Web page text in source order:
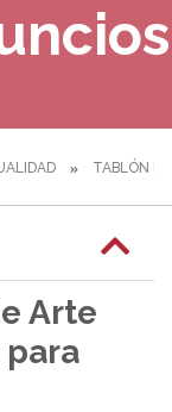
TABLÓN
Arte